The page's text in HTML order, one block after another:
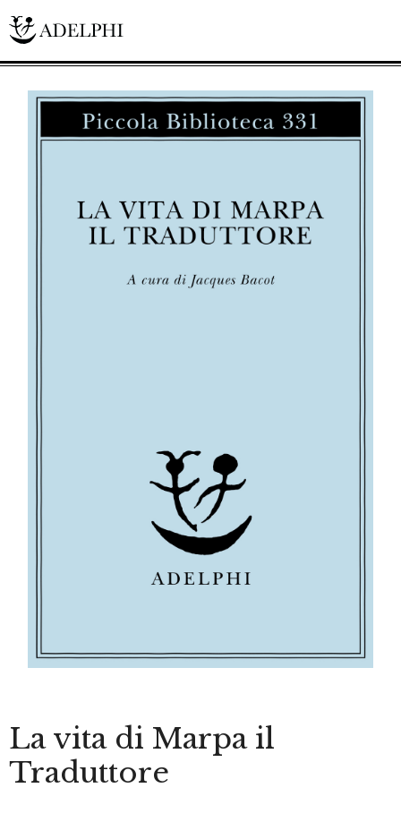
La vita di Marpa il
Traduttore